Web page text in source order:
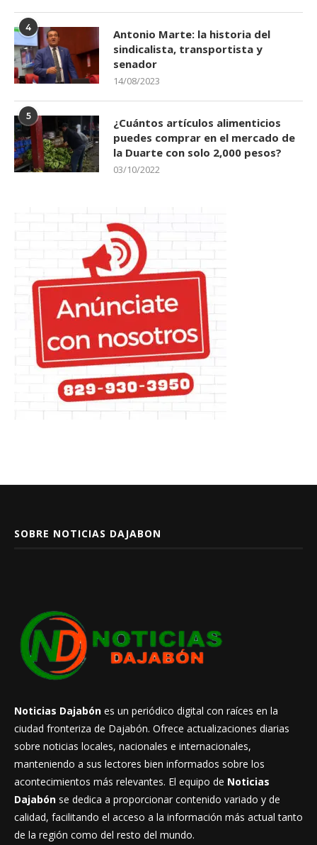
4
Antonio Marte: la historia del
sindicalista, transportista y
senador
14/08/2023
5
¿Cuántos artículos alimenticios
puedes comprar en el mercado de
la Duarte con solo 2,000 pesos?
03/10/2022
SOBRE NOTICIAS DAJABON
Noticias Dajabón es un periódico digital con raíces en la
ciudad fronteriza de Dajabón. Ofrece actualizaciones diarias
sobre noticias locales, nacionales e internacionales,
manteniendo a sus lectores bien informados sobre los
acontecimientos más relevantes. El equipo de Noticias
Dajabón se dedica a proporcionar contenido variado y de
calidad, facilitando el acceso a la información más actual tanto
de la región como del resto del mundo.